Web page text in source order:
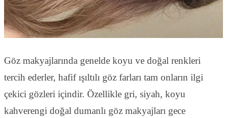
Göz makyajlarında genelde koyu ve doğal renkleri
tercih ederler, hafif ışıltılı göz farları tam onların ilgi
çekici gözleri içindir. Özellikle gri, siyah, koyu
kahverengi doğal dumanlı göz makyajları gece